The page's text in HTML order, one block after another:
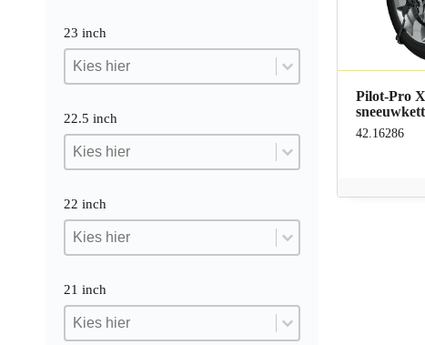
23 inch
23 inch
23 inch
23 inch
22.5 inch
22.5 inch
22.5 inch
22.5 inch
22 inch
22 inch
22 inch
22 inch
21 inch
21 inch
21 inch
21 inch
Pilot-Pro
42.16286